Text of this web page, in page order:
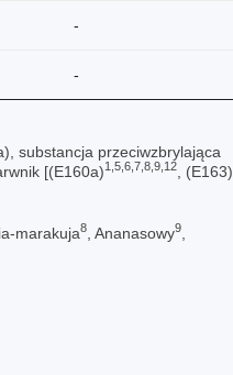
-
-
substancja przeciwzbrylająca
[(E160a)1,5,6,7,8,9,12 , (E163)
marakuja8 , Ananasowy9